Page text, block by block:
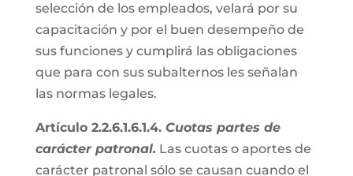
selección de los empleados, velará por su
capacitación y por el buen desempeño de
sus funciones y cumplirá las obligaciones
que para con sus subalternos les señalan
las normas legales.
Artículo 2.2.6.1.6.1.4. Cuotas partes de
carácter patronal. Las cuotas o aportes de
carácter patronal sólo se causan cuando el